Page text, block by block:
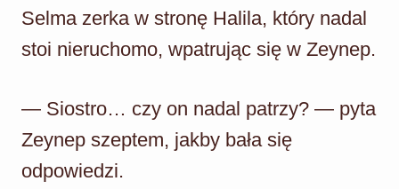
Selma zerka w stronę Halila, który nadal
stoi nieruchomo, wpatrując się w Zeynep.
— Siostro… czy on nadal patrzy? — pyta
Zeynep szeptem, jakby bała się
odpowiedzi.